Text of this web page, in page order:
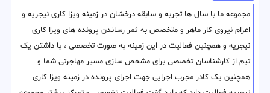
مجموعه ما با سال ها تجربه و سابقه درخشان در زمینه ویزا کاری نیجریه و
اعزام نیروی کار ماهر و متخصص به ثمر رساندن پرونده های ویزا کاری
نیجریه و همچنین فعالیت در این زمینه به صورت تخصصی ، با داشتن یک
تیم از کارشناسان تخصصی برای مشخص سازی مسیر مهاجرتی شما و
همچنین یک کادر مجرب اجرایی جهت اجرای پرونده در زمینه ویزا کاری